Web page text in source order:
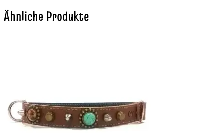
Ähnliche Produkte